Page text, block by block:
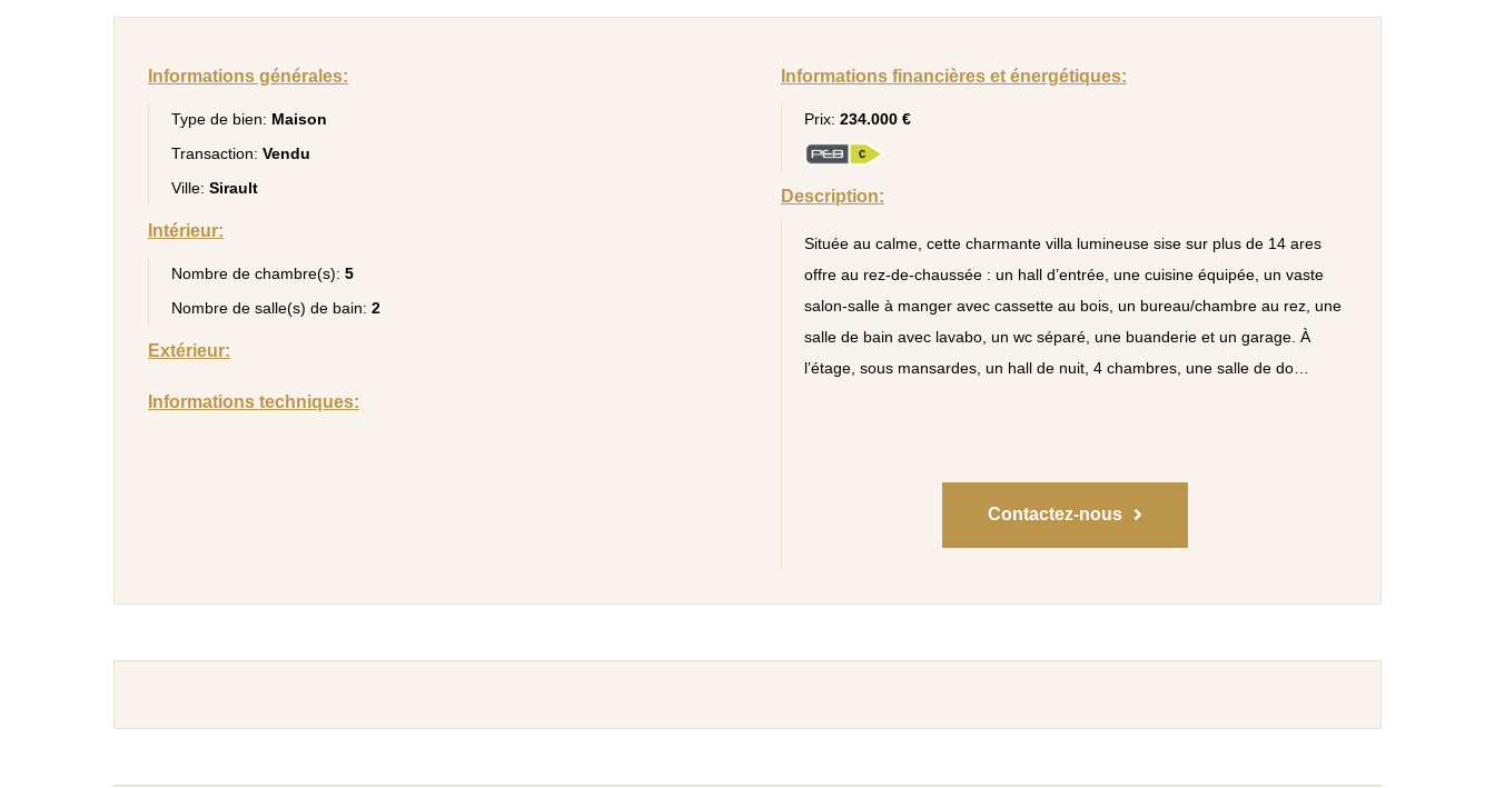
Informations générales:
Type de bien: Maison
Transaction: Vendu
Ville: Sirault
Intérieur:
Nombre de chambre(s): 5
Nombre de salle(s) de bain: 2
Extérieur:
Informations techniques:
Informations financières et énergétiques:
Prix: 234.000 €
Description:
Située au calme, cette charmante villa lumineuse sise sur plus de 14 ares
offre au rez-de-chaussée : un hall d’entrée, une cuisine équipée, un vaste
salon-salle à manger avec cassette au bois, un bureau/chambre au rez, une
salle de bain avec lavabo, un wc séparé, une buanderie et un garage. À
l’étage, sous mansardes, un hall de nuit, 4 chambres, une salle de do…
Contactez-nous